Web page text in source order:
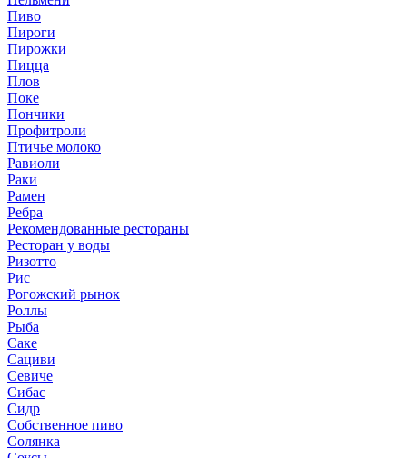
Пиво
Пироги
Пирожки
Пицца
Плов
Поке
Пончики
Профитроли
Птичье молоко
Равиоли
Раки
Рамен
Ребра
Рекомендованные рестораны
Ресторан у воды
Ризотто
Рис
Рогожский рынок
Роллы
Рыба
Саке
Сациви
Севиче
Сибас
Сидр
Собственное пиво
Солянка